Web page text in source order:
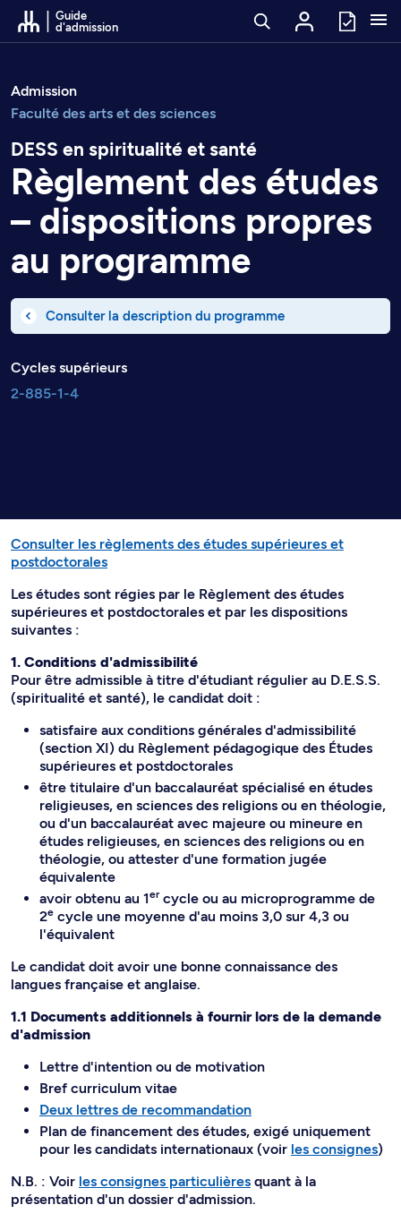
Passer au contenu
Guide
d'admission
Admission
Faculté des arts et des sciences
DESS en spiritualité et santé
Règlement des études
– dispositions propres
au programme
Consulter la description du programme
Cycles supérieurs
2-885-1-4
Consulter les règlements des études supérieures et
postdoctorales
Les études sont régies par le Règlement des études
supérieures et postdoctorales et par les dispositions
suivantes :
1. Conditions d'admissibilité
Pour être admissible à titre d'étudiant régulier au D.E.S.S.
(spiritualité et santé), le candidat doit :
satisfaire aux conditions générales d'admissibilité
(section XI) du Règlement pédagogique des Études
supérieures et postdoctorales
être titulaire d'un baccalauréat spécialisé en études
religieuses, en sciences des religions ou en théologie,
ou d'un baccalauréat avec majeure ou mineure en
études religieuses, en sciences des religions ou en
théologie, ou attester d'une formation jugée
équivalente
avoir obtenu au 1ercycle ou au microprogramme de
2e cycle une moyenne d'au moins 3,0 sur 4,3 ou
l'équivalent
Le candidat doit avoir une bonne connaissance des
langues française et anglaise.
1.1 Documents additionnels à fournir lors de la demande
d'admission
Lettre d'intention ou de motivation
Bref curriculum vitae
Deux lettres de recommandation
Plan de financement des études, exigé uniquement
pour les candidats internationaux (voir les consignes)
N.B. : Voir les consignes particulières quant à la
présentation d'un dossier d'admission.